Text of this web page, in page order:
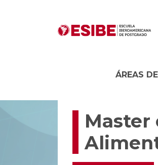
ÁREAS
Master